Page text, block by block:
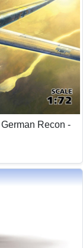
Recon -